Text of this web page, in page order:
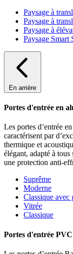
Paysage à
Paysage à
Paysage à
Paysage Smart
En arrière
Portes d'entrée en
Les portes d’entrée
caractérisent par
thermique et
élégant, adapté à
une protection anti-
Suprême
Moderne
Classique avec
Vitrée
Classique
Portes d'entrée PVC